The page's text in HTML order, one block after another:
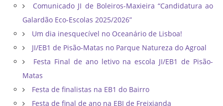
Comunicado JI de Boleiros-Maxieira “Candidatura ao
Galardão Eco-Escolas 2025/2026”
Um dia inesquecível no Oceanário de Lisboa!
JI/EB1 de Pisão-Matas no Parque Natureza do Agroal
Festa Final de ano letivo na escola JI/EB1 de Pisão-
Matas
Festa de finalistas na EB1 do Bairro
Festa de final de ano na EBI de Freixianda